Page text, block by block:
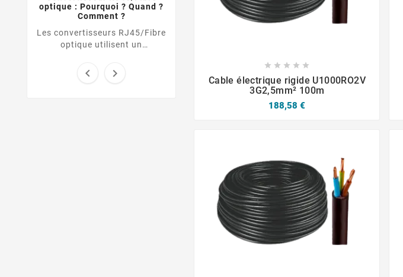
optique : Pourquoi ? Quand ?
Comment ?
Les convertisseurs RJ45/Fibre
optique utilisent un
transformer le signal d’une
liaison Ethernet UTP / RJ45
 
    
Cable électrique rigide U1000RO2V
3G2,5mm² 100m
188,58 €